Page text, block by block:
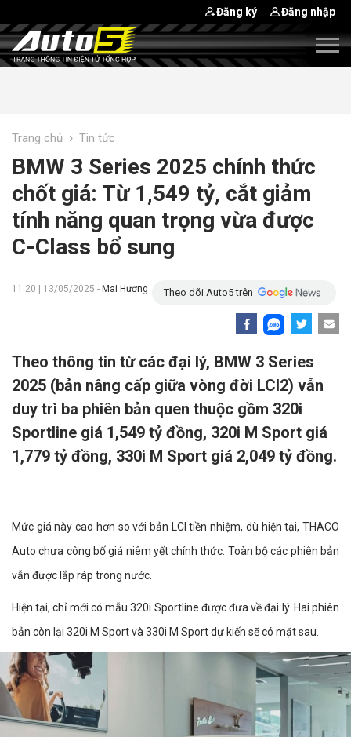
Đăng ký Đăng nhập
Trang chủ › Tin tức
BMW 3 Series 2025 chính thức
chốt giá: Từ 1,549 tỷ, cắt giảm
tính năng quan trọng vừa được
C-Class bổ sung
11:20 | 13/05/2025 - Mai Hương Theo dõi Auto5 trên
Theo thông tin từ các đại lý, BMW 3 Series
2025 (bản nâng cấp giữa vòng đời LCI2) vẫn
duy trì ba phiên bản quen thuộc gồm 320i
Sportline giá 1,549 tỷ đồng, 320i M Sport giá
1,779 tỷ đồng, 330i M Sport giá 2,049 tỷ đồng.
Mức giá này cao hơn so với bản LCI tiền nhiệm, dù hiện tại, THACO
Auto chưa công bố giá niêm yết chính thức. Toàn bộ các phiên bản
vẫn được lắp ráp trong nước.
Hiện tại, chỉ mới có mẫu 320i Sportline được đưa về đại lý. Hai phiên
bản còn lại 320i M Sport và 330i M Sport dự kiến sẽ có mặt sau.